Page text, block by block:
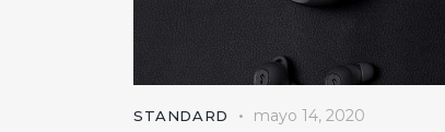
STANDARD mayo 14, 2020